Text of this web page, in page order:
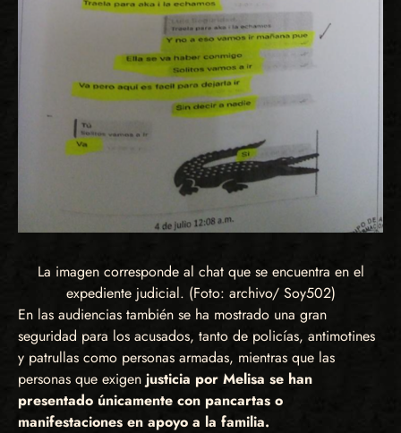
La imagen corresponde al chat que se encuentra en el
expediente judicial. (Foto: archivo/ Soy502)
En las audiencias también se ha mostrado una gran
seguridad para los acusados, tanto de policías, antimotines
y patrullas como personas armadas, mientras que las
personas que exigen justicia por Melisa se han
presentado únicamente con pancartas o
manifestaciones en apoyo a la familia.